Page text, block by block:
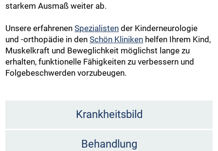
starkem Ausmaß weiter ab.
Unsere erfahrenenSpezialisten der Kinderneurologie
und -orthopädie in denSchön Kliniken helfen Ihrem Kind,
Muskelkraft und Beweglichkeit möglichst lange zu
erhalten, funktionelle Fähigkeiten zu verbessern und
Folgebeschwerden vorzubeugen.
Krankheitsbild
Behandlung